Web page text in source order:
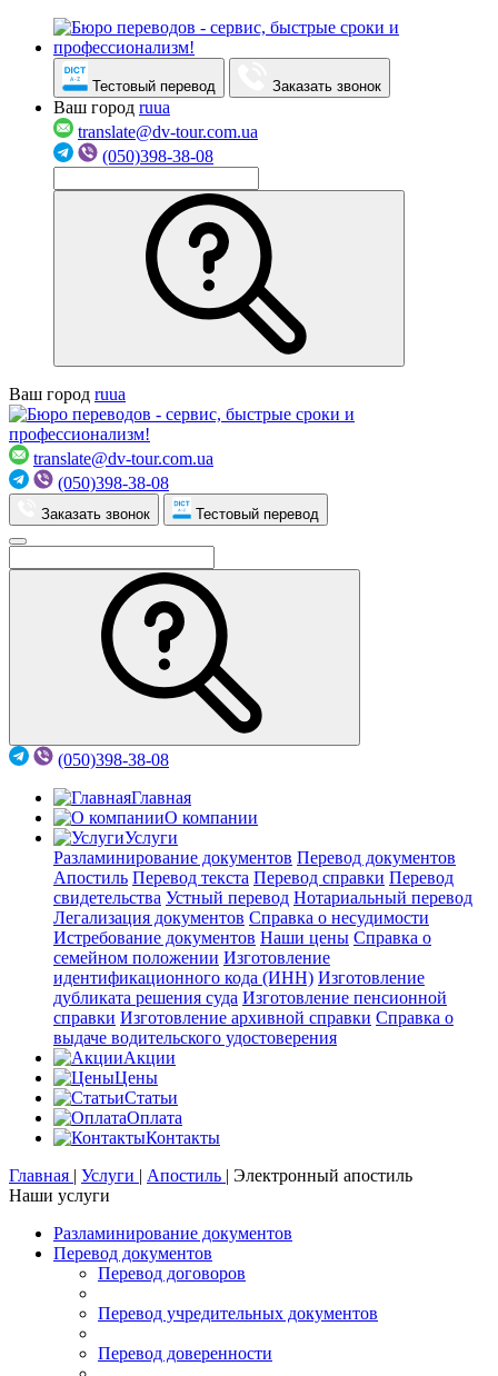
Тестовый перевод Заказать звонок
Ваш город ruua
translate@dv-tour.com.ua
(050)398-38-08
Ваш город ruua
translate@dv-tour.com.ua
(050)398-38-08
Заказать звонок Тестовый перевод
(050)398-38-08
Главная
О компании
Услуги
Разламинирование документов Перевод документов
Апостиль Перевод текста Перевод справки Перевод
свидетельства Устный перевод Нотариальный перевод
Легализация документов Справка о несудимости
Истребование документов Наши цены Справка о
семейном положении Изготовление
идентификационного кода (ИНН) Изготовление
дубликата решения суда Изготовление пенсионной
справки Изготовление архивной справки Справка о
выдаче водительского удостоверения
Акции
Цены
Статьи
Оплата
Контакты
Главная | Услуги | Апостиль | Электронный апостиль
Наши услуги
Разламинирование документов
Перевод документов
Перевод договоров
Перевод учредительных документов
Перевод доверенности